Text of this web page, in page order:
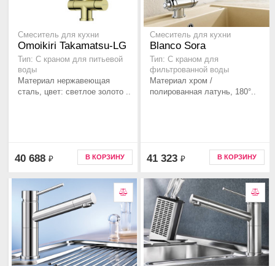
Смеситель для кухни
Omoikiri Takamatsu-LG
Тип: С краном для питьевой
воды
Материал нержавеющая
сталь, цвет: светлое золото ..
40 688 ₽ В КОРЗИНУ
Смеситель для кухни
Blanco Sora
Тип: С краном для
фильтрованной воды
Материал хром /
полированная латунь, 180°..
41 323 ₽ В КОРЗИНУ